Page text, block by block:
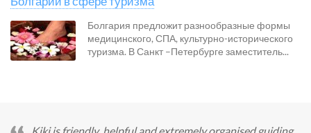
Болгария предложит разнообразные формы
медицинского, СПА, культурно-исторического
туризма. В Санкт –Петербурге заместитель...
Kiki is friendly ,helpful and extremely organised guiding